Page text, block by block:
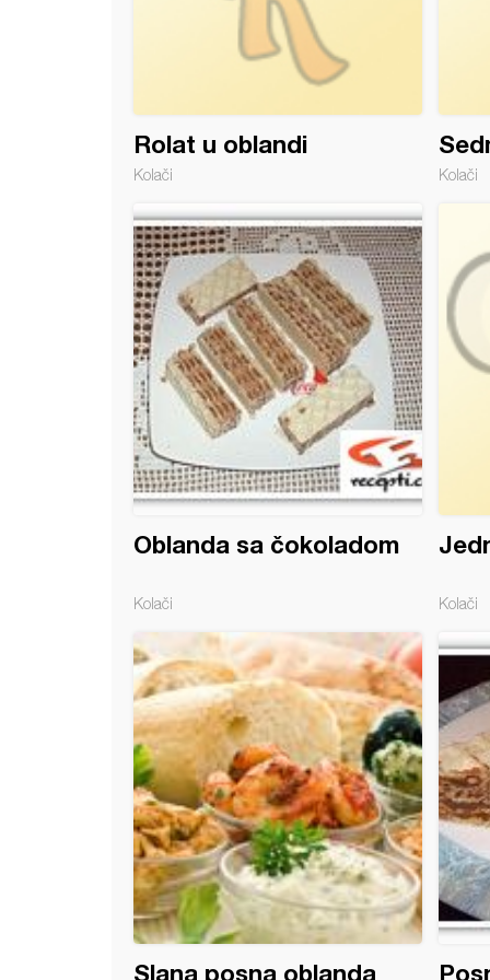
Rolat u oblandi
Kolači Kolači
Oblanda sa čokoladom
Kolači Kolači
sa pekmezom (posno)
Slana posna oblanda
oblanda sa keksom